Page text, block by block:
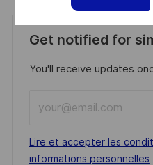
Get notified for
You'll receive updates
Email
address
(Required)
Required
Lire et accepter les
informations personnelles